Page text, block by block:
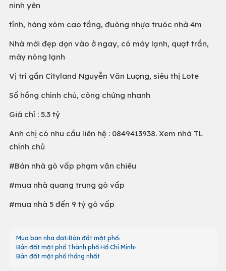
ninh yên
tỉnh, hàng xóm cao tầng, đuòng nhựa truóc nhà 4m
Nhà mới đẹp dọn vào ở ngay, có máy lạnh, quạt trần,
máy nóng lạnh
Vị trí gần Cityland Nguyễn Văn Luọng, siêu thị Lote
Sổ hồng chính chủ, công chứng nhanh
Giá chỉ : 5.3 tỷ
Anh chị có nhu cầu liên hệ : 0849413938. Xem nhà TL
chính chủ
#Bán nhà gò vấp phạm văn chiêu
#mua nhà quang trung gò vấp
#mua nhà 5 đến 9 tỷ gò vấp
Mua ban nha dat Bán đất mặt phố
Bán đất mặt phố Thành phố Hồ Chí Minh
Bán đất mặt phố thống nhất